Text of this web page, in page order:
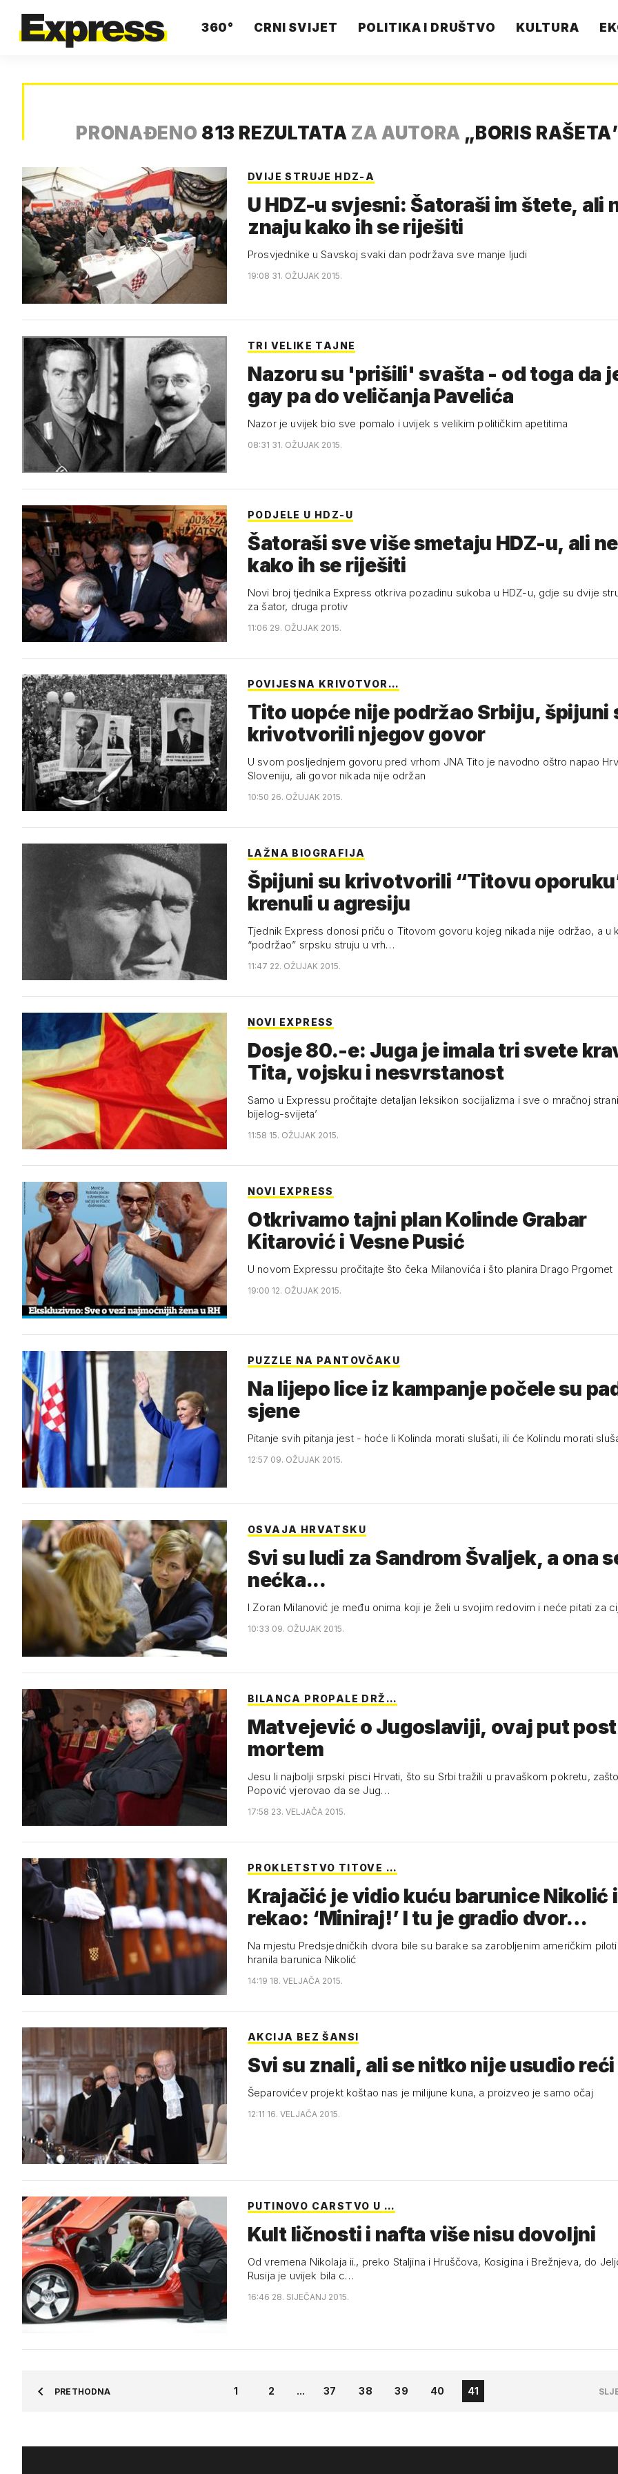
360° CRNI SVIJET POLITIKA I DRUŠTVO KULTURA
PRONAĐENO 813 REZULTATA ZA AUTORA „BORIS RAŠETA
DVIJE STRUJE HDZ-A
U HDZ-u svjesni: Šatoraši im štete, ali
znaju kako ih se riješiti
Prosvjednike u Savskoj svaki dan podržava sve manje ljudi
19:08 31. OŽUJAK 2015.
TRI VELIKE TAJNE
Nazoru su 'prišili' svašta - od toga da
gay pa do veličanja Pavelića
Nazor je uvijek bio sve pomalo i uvijek s velikim političkim apetitima
08:31 31. OŽUJAK 2015.
PODJELE U HDZ-U
Šatoraši sve više smetaju HDZ-u, ali
kako ih se riješiti
Novi broj tjednika Express otkriva pozadinu sukoba u HDZ-u, gdje su dvije
za šator, druga protiv
11:06 29. OŽUJAK 2015.
POVIJESNA KRIVOTVOR…
Tito uopće nije podržao Srbiju, špijuni
krivotvorili njegov govor
U svom posljednjem govoru pred vrhom JNA Tito je navodno oštro napao
Sloveniju, ali govor nikada nije održan
10:50 26. OŽUJAK 2015.
LAŽNA BIOGRAFIJA
Špijuni su krivotvorili “Titovu
krenuli u agresiju
Tjednik Express donosi priču o Titovom govoru kojeg nikada nije održao, a u
“podržao” srpsku struju u vrh…
11:47 22. OŽUJAK 2015.
NOVI EXPRESS
Dosje 80.-e: Juga je imala tri svete
Tita, vojsku i nesvrstanost
Samo u Expressu pročitajte detaljan leksikon socijalizma i sve o mračnoj
bijelog-svijeta’
11:58 15. OŽUJAK 2015.
NOVI EXPRESS
Otkrivamo tajni plan Kolinde Grabar
Kitarović i Vesne Pusić
U novom Expressu pročitajte što čeka Milanovića i što planira Drago Prgomet
19:00 12. OŽUJAK 2015.
PUZZLE NA PANTOVČAKU
Na lijepo lice iz kampanje počele su
sjene
Pitanje svih pitanja jest - hoće li Kolinda morati slušati, ili će Kolindu morati
12:57 09. OŽUJAK 2015.
OSVAJA HRVATSKU
Svi su ludi za Sandrom Švaljek, a ona
nećka...
I Zoran Milanović je među onima koji je želi u svojim redovim i neće pitati za
10:33 09. OŽUJAK 2015.
BILANCA PROPALE DRŽ…
Matvejević o Jugoslaviji, ovaj put post
mortem
Jesu li najbolji srpski pisci Hrvati, što su Srbi tražili u pravaškom pokretu,
Popović vjerovao da se Jug…
17:58 23. VELJAČA 2015.
PROKLETSTVO TITOVE …
Krajačić je vidio kuću barunice Nikolić i
rekao: ‘Miniraj!’ I tu je gradio dvor…
Na mjestu Predsjedničkih dvora bile su barake sa zarobljenim američkim
hranila barunica Nikolić
14:19 18. VELJAČA 2015.
AKCIJA BEZ ŠANSI
Svi su znali, ali se nitko nije usudio
Šeparovićev projekt koštao nas je milijune kuna, a proizveo je samo očaj
12:11 16. VELJAČA 2015.
PUTINOVO CARSTVO U …
Kult ličnosti i nafta više nisu dovoljni
Od vremena Nikolaja ii., preko Staljina i Hruščova, Kosigina i Brežnjeva, do
Rusija je uvijek bila c…
16:46 28. SIJEČANJ 2015.
PRETHODNA 1 2 ... 37 38 39 40 41